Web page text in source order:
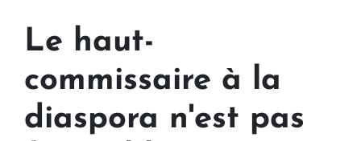
Le haut-
commissaire à la
diaspora n'est pas